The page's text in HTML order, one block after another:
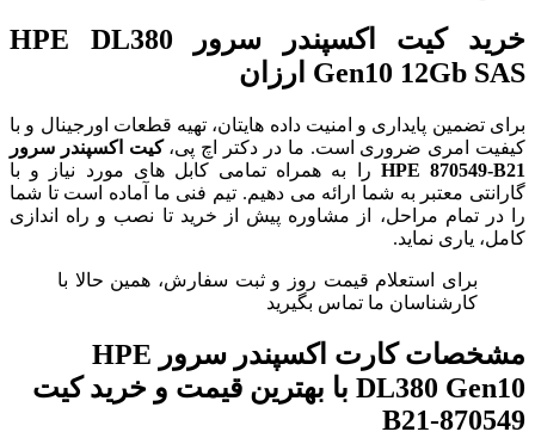
خرید کیت اکسپندر سرور HPE DL380
Gen10 12Gb SAS ارزان
برای تضمین پایداری و امنیت داده هایتان، تهیه قطعات اورجینال و با
کیفیت امری ضروری است. ما در دکتر اچ پی،کیت اکسپندر سرور
HPE 870549-B21 را به همراه تمامی کابل های مورد نیاز و با
گارانتی معتبر به شما ارائه می دهیم. تیم فنی ما آماده است تا شما
را در تمام مراحل، از مشاوره پیش از خرید تا نصب و راه اندازی
کامل، یاری نماید.
برای استعلام قیمت روز و ثبت سفارش، همین حالا با
کارشناسان ما تماس بگیرید
مشخصات
کارت اکسپندر سرور HPE
DL380 Gen10 با بهترین قیمت و خرید کیت
870549-B21